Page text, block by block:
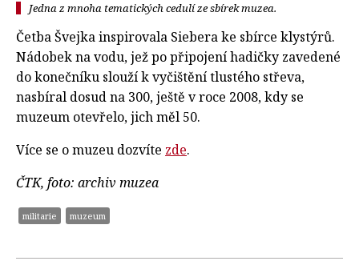
Jedna z mnoha tematických cedulí ze sbírek muzea.
Četba Švejka inspirovala Siebera ke sbírce klystýrů.
Nádobek na vodu, jež po připojení hadičky zavedené
do konečníku slouží k vyčištění tlustého střeva,
nasbíral dosud na 300, ještě v roce 2008, kdy se
muzeum otevřelo, jich měl 50.
Více se o muzeu dozvíte zde.
ČTK, foto: archiv muzea
militarie muzeum